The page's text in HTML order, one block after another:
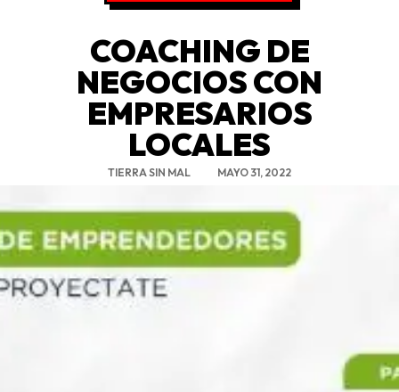
COACHING DE
NEGOCIOS CON
EMPRESARIOS
LOCALES
TIERRA SIN MAL MAYO 31, 2022